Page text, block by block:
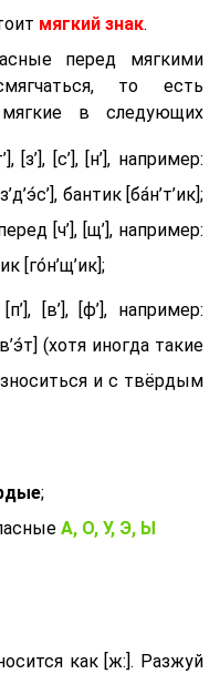
мягкий знак.
перед мягкими
то есть
в следующих
[з’], [с’], [н’], например:
бантик [ба́н’т’ик];
[ч’], [щ’], например:
[го́н’щ’ик];
[в’], [ф’], например:
(хотя иногда такие
и с твёрдым
;
А, О, У, Э, Ы
как [ж:]. Разжуй